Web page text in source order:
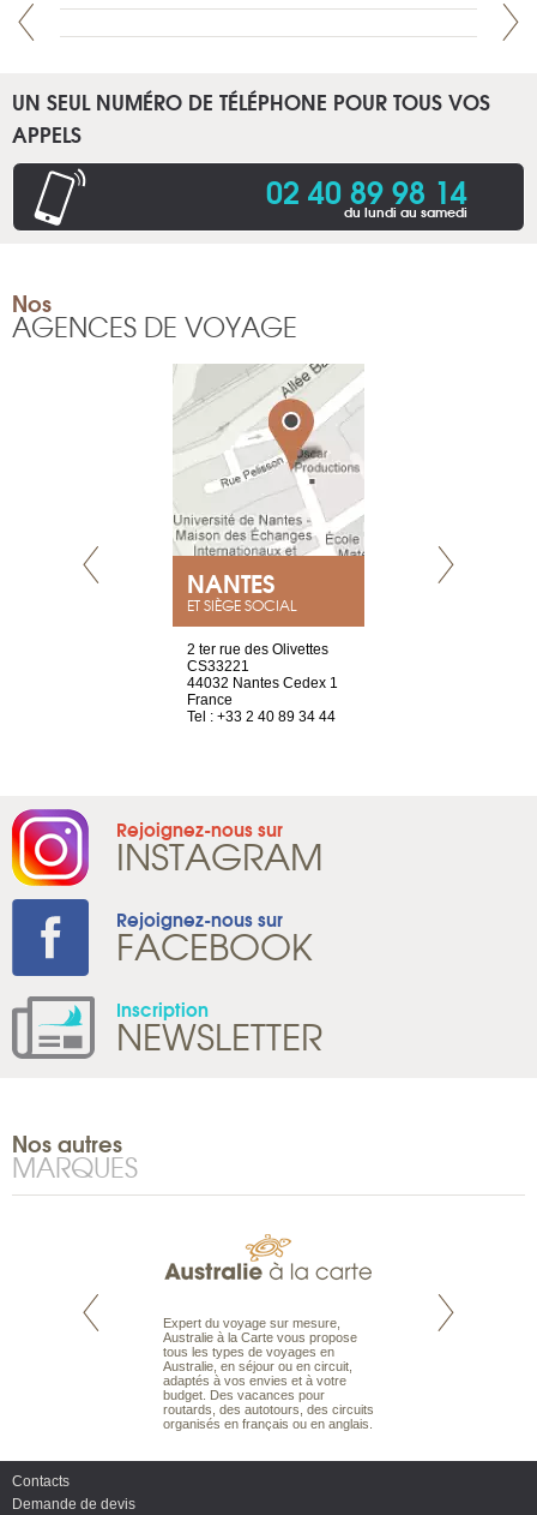
UN SEUL NUMÉRO DE TÉLÉPHONE POUR TOUS VOS
APPELS
02 40 89 98 14
du lundi au samedi
Nos
AGENCES DE VOYAGE
NANTES
ET SIÈGE SOCIAL
2 ter rue des Olivettes
CS33221
44032 Nantes Cedex 1
France
Tel : +33 2 40 89 34 44
Rejoignez-nous sur
INSTAGRAM
Rejoignez-nous sur
FACEBOOK
Inscription
NEWSLETTER
Nos autres
MARQUES
est le spécialiste
Expert du voyage sur mesure,
Australie à la Carte vous propose
tous les types de voyages en
Australie, en séjour ou en circuit,
adaptés à vos envies et à votre
budget. Des vacances pour
routards, des autotours, des circuits
organisés en français ou en anglais.
Parce qu’ils sont
Contacts
Demande de devis